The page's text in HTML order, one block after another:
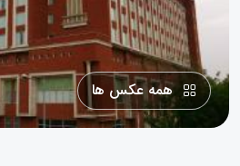
همه عکس ها